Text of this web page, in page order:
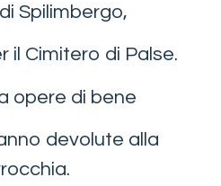
Spilimbergo,
il Cimitero di Palse.
opere di bene
devolute alla